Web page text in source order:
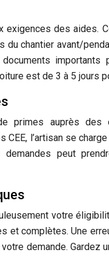
exigences des aides.
chantier avant/
importants
est de 3 à 5 jours
primes auprès des
l’artisan se
peut
votre
et complètes. Une
demande. Gardez